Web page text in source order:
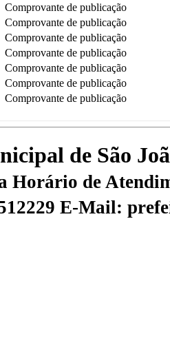
Comprovante de publicação
Comprovante de publicação
Comprovante de publicação
Comprovante de publicação
Comprovante de publicação
Comprovante de publicação
Comprovante de publicação
de São
Horário de
E-Mail: